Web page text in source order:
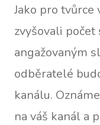
Jako pro tvůrce
zvyšovali
angažovaným
odběratelé
kanálu.
na váš kanál a